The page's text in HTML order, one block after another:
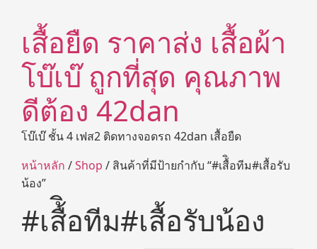
เสื้อยืด ราคาส่ง เสื้อผ้า
โบ๊เบ๊ ถูกที่สุด คุณภาพ
ดีต้อง 42dan
โบ๊เบ๊ ชั้น 4 เฟส2 ติดทางจอดรถ 42dan เสื้อยืด
หน้าหลัก /Shop / สินค้าที่มีป้ายกำกับ “#เสื้ิอทีม#เสื้อรับ
น้อง”
#เสื้ิอทีม#เสื้อรับน้อง